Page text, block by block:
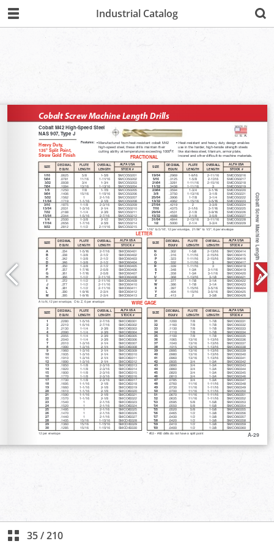
Industrial Catalog
35/210